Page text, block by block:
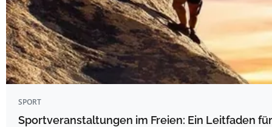
SPORT
Sportveranstaltungen im Freien: Ein Leitfaden